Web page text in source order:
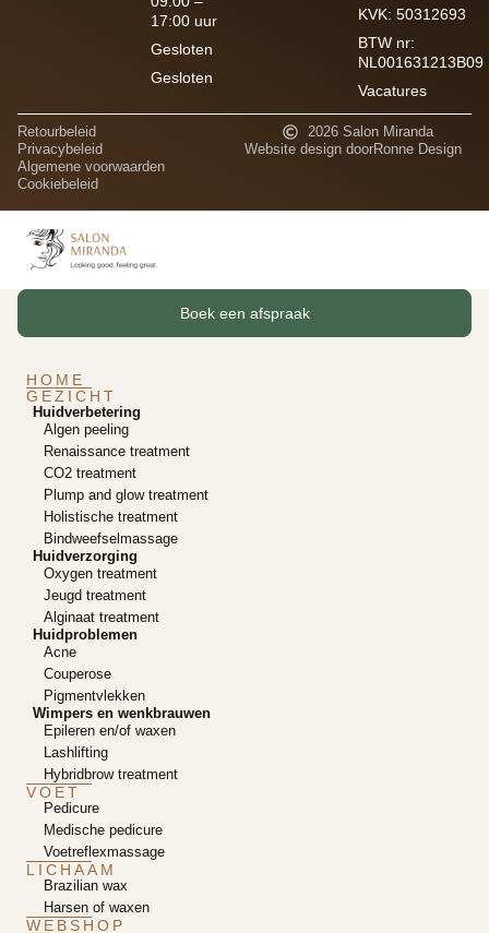
17:00 uur
Gesloten
Gesloten
KVK: 50312693
BTW nr:
NL001631213B09
Vacatures
2026 Salon Miranda
Website design doorRonne Design
Retourbeleid
Privacybeleid
Algemene voorwaarden
Cookiebeleid
Boek een afspraak
HOME
GEZICHT
Huidverbetering
Algen peeling
Renaissance treatment
CO2 treatment
Plump and glow treatment
Holistische treatment
Bindweefselmassage
Huidverzorging
Oxygen treatment
Jeugd treatment
Alginaat treatment
Huidproblemen
Acne
Couperose
Pigmentvlekken
Wimpers en wenkbrauwen
Epileren en/of waxen
Lashlifting
Hybridbrow treatment
VOET
Pedicure
Medische pedicure
Voetreflexmassage
LICHAAM
Brazilian wax
Harsen of waxen
WEBSHOP